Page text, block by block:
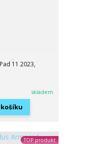
11 2023,
skladem
TOP produkt